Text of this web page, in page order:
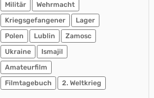
Militär
Wehrmacht
Kriegsgefangener
Lager
Polen
Lublin
Zamosc
Ukraine
Ismajil
Amateurfilm
Filmtagebuch
2. Weltkrieg